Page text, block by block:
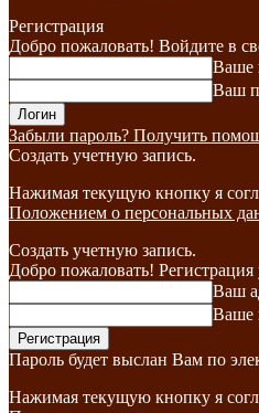
Регистрация
Добро пожаловать! Войдите в
Ваше
Ваш
Забыли пароль? Получить
Создать учетную запись.
Нажимая текущую кнопку я
Положением о персональных
Создать учетную запись.
Добро пожаловать! Регистрация
Ваш
Ваше
Пароль будет выслан Вам по
Нажимая текущую кнопку я